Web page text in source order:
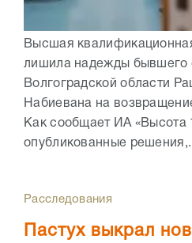
Высшая
лишила надежды бывшего
Волгоградской области
Набиевана на
Как сообщает ИА «Высота
опубликованные
Расследования
Пастух выкрал